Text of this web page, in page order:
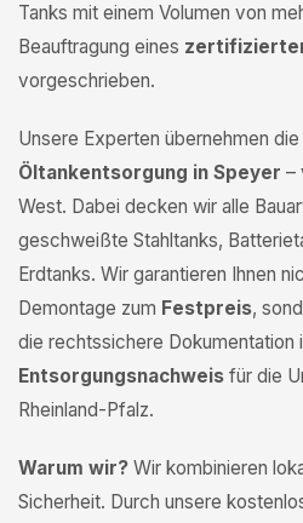
Tanks mit einem Volumen von
Beauftragung eines
vorgeschrieben.
Unsere Experten übernehmen
Öltankentsorgung in Speyer –
West. Dabei decken wir alle
geschweißte Stahltanks,
Erdtanks. Wir garantieren Ihnen
Demontage zum Festpreis,
die rechtssichere Dokumentation
Entsorgungsnachweis für die
Rheinland-Pfalz.
Warum wir? Wir kombinieren
Sicherheit. Durch unsere